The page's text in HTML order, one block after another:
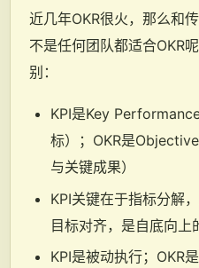
近几年OKR很火，那么和
不是任何团队都适合OKR
别：
KPI是Key
标）；OKR是
与关键成果）
KPI关键在于指标分解
目标对齐，是自底向上
KPI是被动执行；OKR